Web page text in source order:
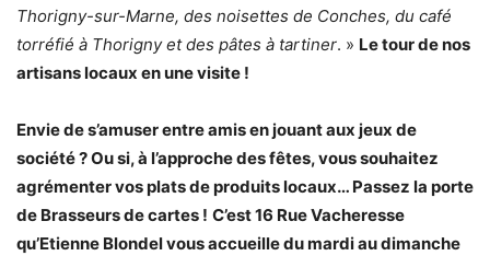
Thorigny-sur-Marne, des noisettes de Conches, du café
torréfié à Thorigny et des pâtes à tartiner. » Le tour de nos
artisans locaux en une visite !
Envie de s’amuser entre amis en jouant aux jeux de
société ? Ou si, à l’approche des fêtes, vous souhaitez
agrémenter vos plats de produits locaux… Passez la porte
de Brasseurs de cartes ! C’est 16 Rue Vacheresse
qu’Etienne Blondel vous accueille du mardi au dimanche